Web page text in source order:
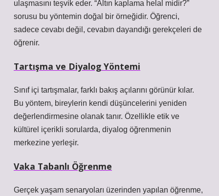
ulaşmasını teşvik eder. “Altın kaplama helal midir?”
sorusu bu yöntemin doğal bir örneğidir. Öğrenci,
sadece cevabı değil, cevabın dayandığı gerekçeleri de
öğrenir.
Tartışma ve Diyalog Yöntemi
Sınıf içi tartışmalar, farklı bakış açılarını görünür kılar.
Bu yöntem, bireylerin kendi düşüncelerini yeniden
değerlendirmesine olanak tanır. Özellikle etik ve
kültürel içerikli sorularda, diyalog öğrenmenin
merkezine yerleşir.
Vaka Tabanlı Öğrenme
Gerçek yaşam senaryoları üzerinden yapılan öğrenme,